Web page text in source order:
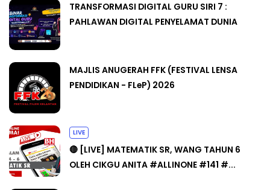
TRANSFORMASI DIGITAL GURU SIRI 7 :
PAHLAWAN DIGITAL PENYELAMAT DUNIA
MAJLIS ANUGERAH FFK (FESTIVAL LENSA
PENDIDIKAN - FLeP) 2026
LIVE
🔴 [LIVE] MATEMATIK SR, WANG TAHUN 6
OLEH CIKGU ANITA #ALLINONE #141 #...